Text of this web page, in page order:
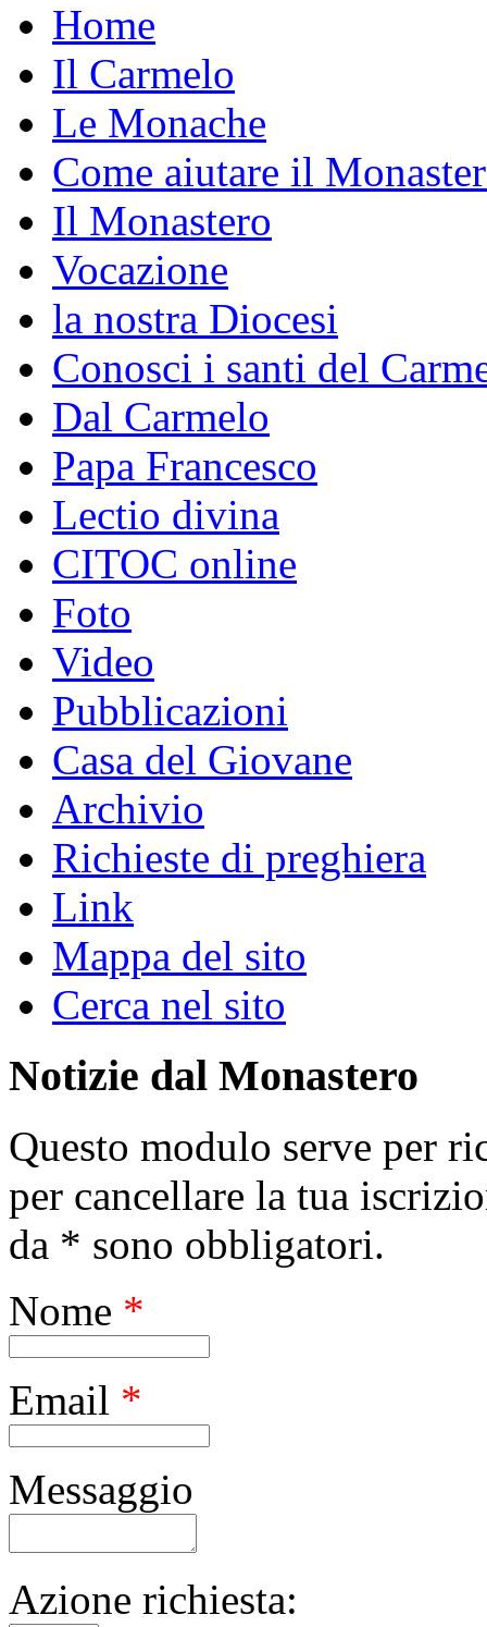
Home
Il Carmelo
Le Monache
Come aiutare il
Il Monastero
Vocazione
la nostra Diocesi
Conosci i santi del
Dal Carmelo
Papa Francesco
Lectio divina
CITOC online
Foto
Video
Pubblicazioni
Casa del Giovane
Archivio
Richieste di preghiera
Link
Mappa del sito
Cerca nel sito
Notizie dal Monastero
Questo modulo serve per
per cancellare la tua
da * sono obbligatori.
Nome *
Email *
Messaggio
Azione richiesta: